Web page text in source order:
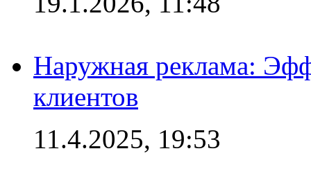
Наружная реклама:
клиентов
11.4.2025, 19:53